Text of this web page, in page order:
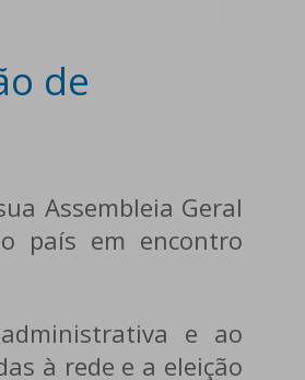
de
Assembleia Geral
país em encontro
e ao
à rede e a eleição